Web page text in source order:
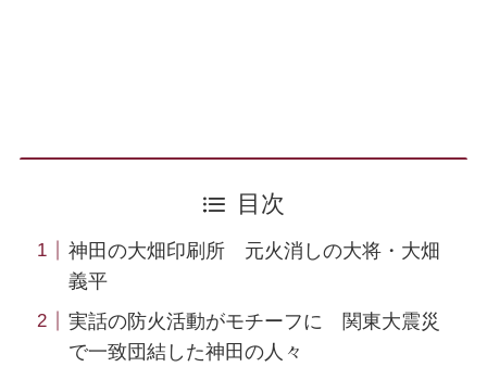
目次
神田の大畑印刷所 元火消しの大将・大畑
義平
実話の防火活動がモチーフに 関東大震災
で一致団結した神田の人々